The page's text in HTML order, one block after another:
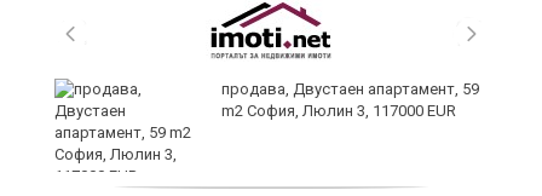
продава, Двустаен апартамент, 59
m2 София, Люлин 3, 117000 EUR